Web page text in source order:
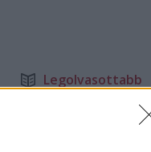
Legolvasottabb
Megdöbbentő fotók a
Top 10: ezek a legjobb